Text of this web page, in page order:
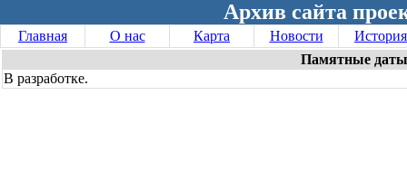
Архив сайта
Главная О нас Карта Новости
История
Памятные
В разработке.